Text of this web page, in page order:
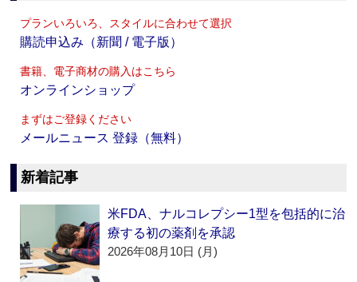
プランいろいろ、スタイルに合わせて選択
購読申込み（新聞 / 電子版）
書籍、電子商材の購入はこちら
オンラインショップ
まずはご登録ください
メールニュース 登録（無料）
新着記事
米FDA、ナルコレプシー1型を包括的に治
療する初の薬剤を承認
2026年08月10日 (月)